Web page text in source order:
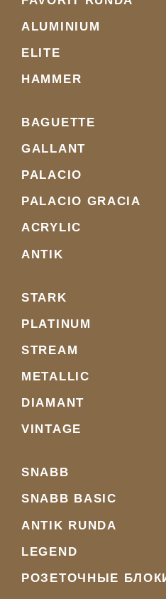
ALUMINIUM
ELITE
HAMMER
BAGUETTE
GALLANT
PALACIO
PALACIO GRACIA
ACRYLIC
ANTIK
STARK
PLATINUM
STREAM
METALLIC
DIAMANT
VINTAGE
SNABB
SNABB BASIC
ANTIK RUNDA
LEGEND
РОЗЕТОЧНЫЕ БЛОКИ